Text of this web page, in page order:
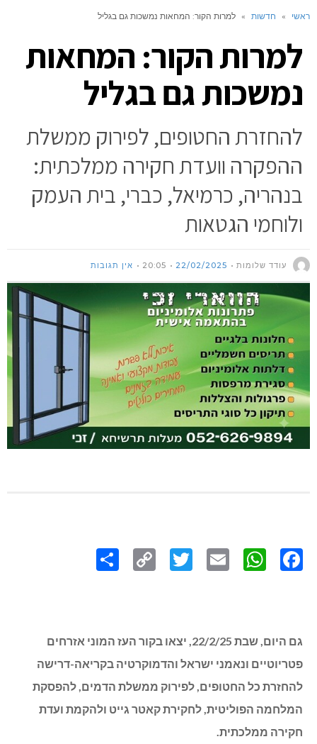
ראשי » חדשות » למרות הקור: המחאות נמשכות גם בגליל
למרות הקור: המחאות
נמשכות גם בגליל
להחזרת החטופים, לפירוק ממשלת
ההפקרה וועדת חקירה ממלכתית:
בנהריה, כרמיאל, כברי, בית העמק
ולוחמי הגטאות
עודד שלומות 22/02/2025
20:05 אין תגובות
Facebook
WhatsApp
Email
Twitter
Copy
Link
Share